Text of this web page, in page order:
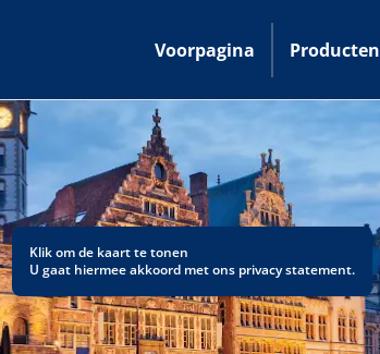
Voorpagina Producten
Klik om de kaart te tonen
U gaat hiermee akkoord met ons privacy statement.